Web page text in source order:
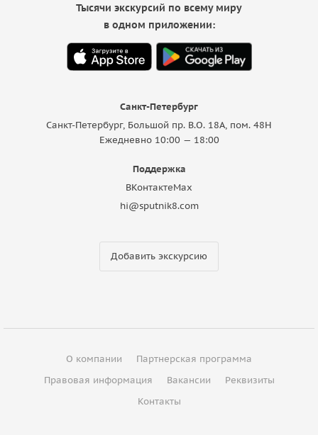
Санкт-Петербург
Санкт-Петербург, Большой пр. В.О. 18A, пом. 48Н
Ежедневно 10:00 — 18:00
Поддержка
ВКонтактеMax
hi@sputnik8.com
Добавить экскурсию
Тысячи экскурсий по всему миру
в одном приложении:
О компании
Партнерская программа
Правовая информация
Вакансии
Реквизиты
Контакты